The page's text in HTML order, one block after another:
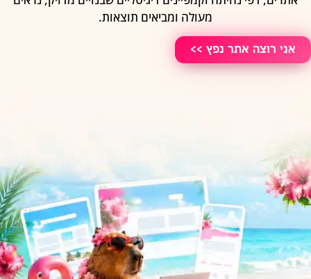
מעולה ומביאים תוצאות.
אני רוצה אתר נפץ >>